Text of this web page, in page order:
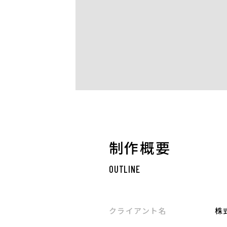
制作概要
OUTLINE
クライアント名 株